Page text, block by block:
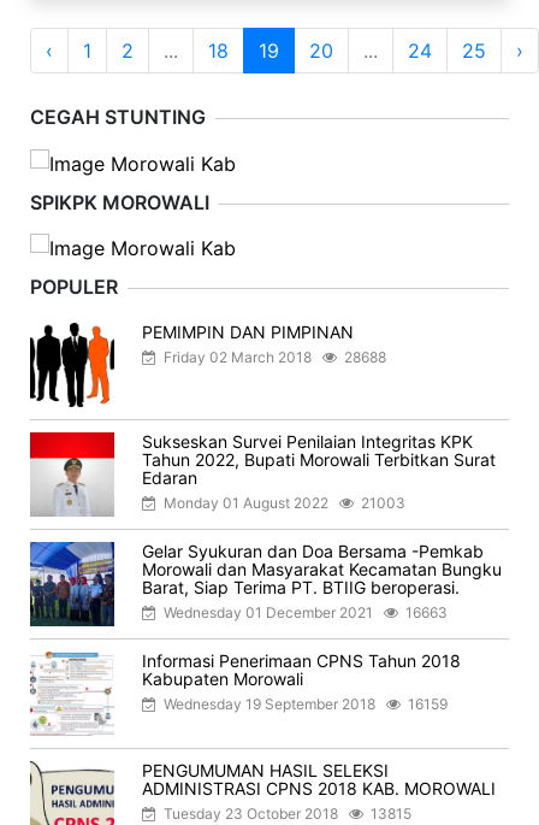
‹ 1 2 ... 18 19 20 ... 24 25 ›
CEGAH STUNTING
SPIKPK MOROWALI
POPULER
PEMIMPIN DAN PIMPINAN
Friday 02 March 2018 28688
Sukseskan Survei Penilaian Integritas KPK
Tahun 2022, Bupati Morowali Terbitkan Surat
Edaran
Monday 01 August 2022 21003
Gelar Syukuran dan Doa Bersama -Pemkab
Morowali dan Masyarakat Kecamatan Bungku
Barat, Siap Terima PT. BTIIG beroperasi.
Wednesday 01 December 2021 16663
Informasi Penerimaan CPNS Tahun 2018
Kabupaten Morowali
Wednesday 19 September 2018 16159
PENGUMUMAN HASIL SELEKSI
ADMINISTRASI CPNS 2018 KAB. MOROWALI
Tuesday 23 October 2018 13815